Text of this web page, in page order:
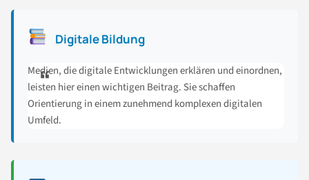
Digitale Bildung
Medien, die digitale Entwicklungen erklären und einordnen,
leisten hier einen wichtigen Beitrag. Sie schaffen
Orientierung in einem zunehmend komplexen digitalen
Umfeld.